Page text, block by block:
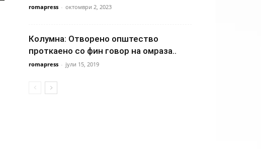
romapress - октомври 2, 2023
Колумна: Отворено општество
проткаено со фин говор на омраза..
romapress - јули 15, 2019